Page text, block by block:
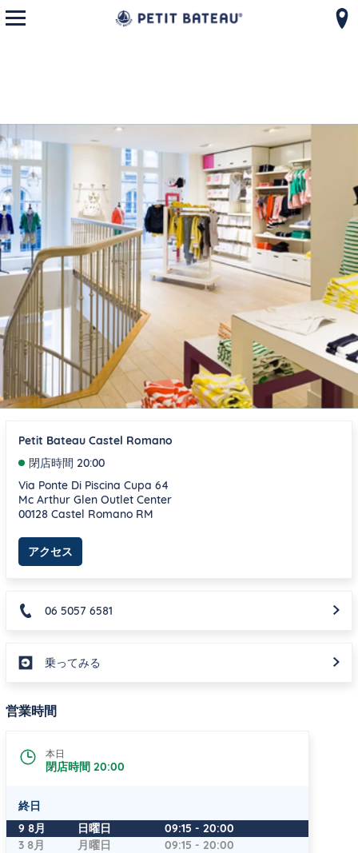
モバイルメニューを開く
Petit Bateau Castel Romano
閉店時間 20:00
Via Ponte Di Piscina Cupa 64
Mc Arthur Glen Outlet Center
00128 Castel Romano RM
アクセス
06 5057 6581
乗ってみる
営業時間
本日
閉店時間 20:00
終日
曜日 時間
9 8月 日曜日 09:15 - 20:00
3 8月
月曜日 09:15 - 20:00